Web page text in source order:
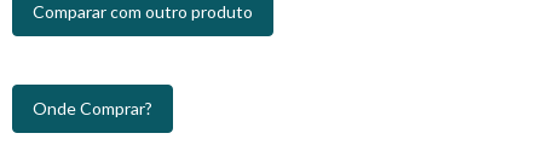
Comparar com outro produto
Onde Comprar?